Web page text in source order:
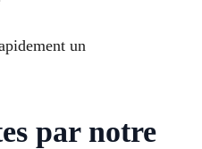
un
par notre